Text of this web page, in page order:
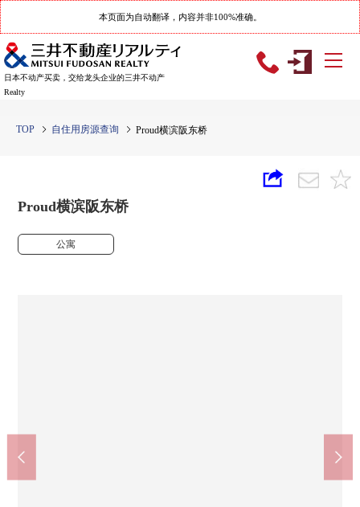
本页面为自动翻译，内容并非100%准确。
日本不动产买卖，交给龙头企业的三井不动产
Realty
TOP 自住用房源查询 Proud横滨阪东桥
Proud横滨阪东桥
公寓